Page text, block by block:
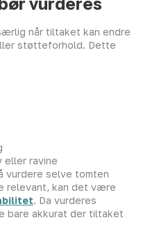
når tiltaket kan endre
støtteforhold. Dette
eller ravine
vurdere selve tomten
relevant, kan det være
. Da vurderes
bare akkurat der tiltaket